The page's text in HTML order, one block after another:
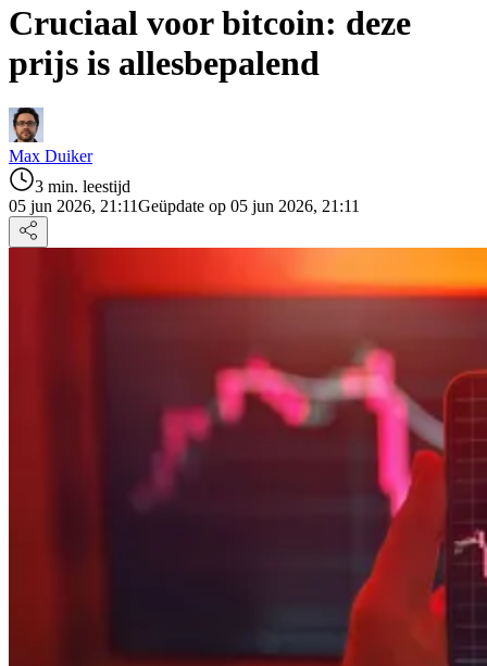
Cruciaal voor bitcoin: deze
prijs is allesbepalend
Max Duiker
3 min. leestijd
05 jun 2026, 21:11Geüpdate op 05 jun 2026, 21:11